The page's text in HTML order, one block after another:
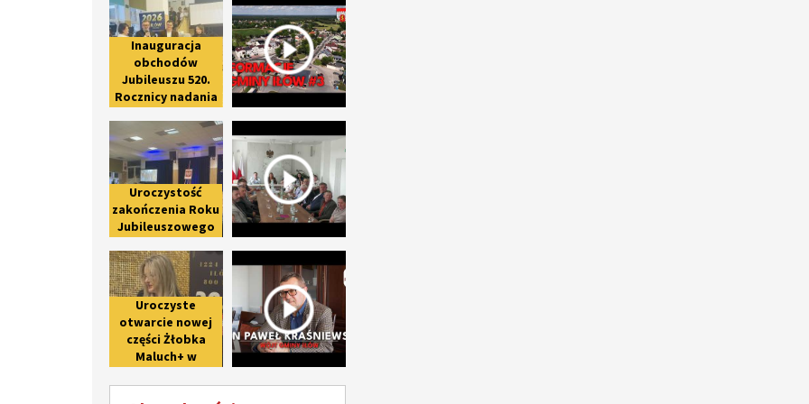
Inauguracja
obchodów
Jubileuszu 520.
Rocznicy nadania
Iłowowi -
fotorelacja
Uroczystość zakończenia Roku Jubileuszowego upamiętniającego 800-lecie pierwszej wzmianki o Iłowie
Uroczystość
zakończenia Roku
Jubileuszowego
800-lecie pierwszej
wzmianki o Iłowie
Uroczyste
otwarcie nowej
części Żłobka
Maluch+ w
etapie